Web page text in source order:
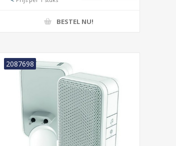
BESTEL NU!
2087698